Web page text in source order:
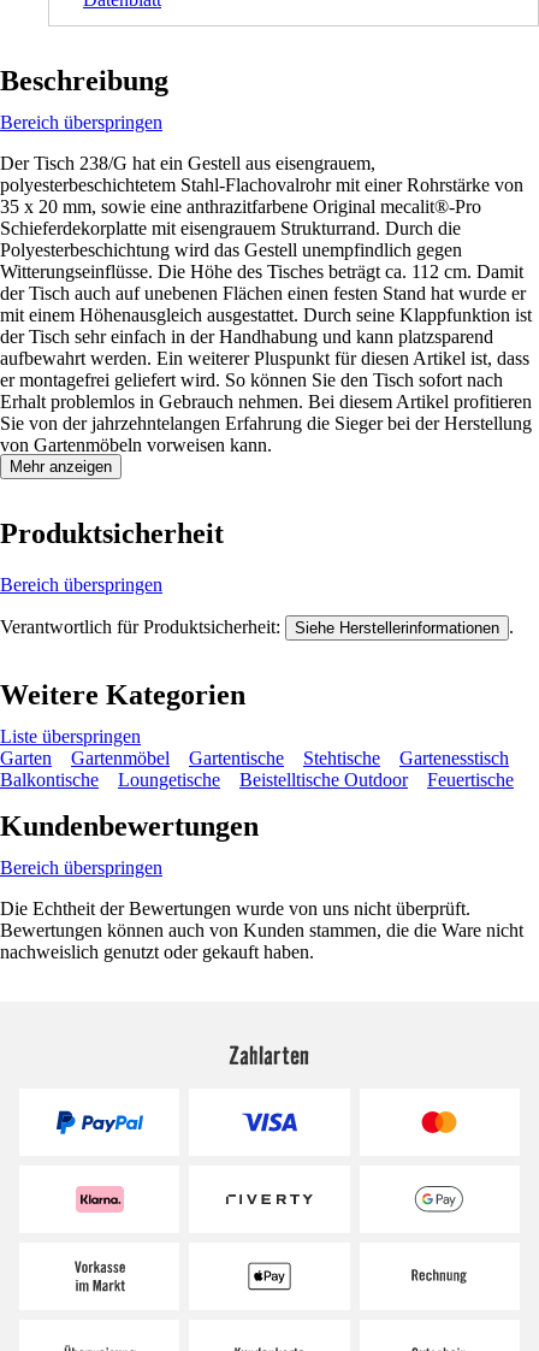
Beschreibung
Bereich überspringen
Der Tisch 238/G hat ein Gestell aus eisengrauem,
polyesterbeschichtetem Stahl-Flachovalrohr mit einer Rohrstärke von
35 x 20 mm, sowie eine anthrazitfarbene Original mecalit®-Pro
Schieferdekorplatte mit eisengrauem Strukturrand. Durch die
Polyesterbeschichtung wird das Gestell unempfindlich gegen
Witterungseinflüsse. Die Höhe des Tisches beträgt ca. 112 cm. Damit
der Tisch auch auf unebenen Flächen einen festen Stand hat wurde er
mit einem Höhenausgleich ausgestattet. Durch seine Klappfunktion ist
der Tisch sehr einfach in der Handhabung und kann platzsparend
aufbewahrt werden. Ein weiterer Pluspunkt für diesen Artikel ist, dass
er montagefrei geliefert wird. So können Sie den Tisch sofort nach
Erhalt problemlos in Gebrauch nehmen. Bei diesem Artikel profitieren
Sie von der jahrzehntelangen Erfahrung die Sieger bei der Herstellung
von Gartenmöbeln vorweisen kann.
Mehr anzeigen
Produktsicherheit
Bereich überspringen
Verantwortlich für Produktsicherheit: Siehe Herstellerinformationen .
Weitere Kategorien
Liste überspringen
Garten
Gartenmöbel Gartentische Stehtische
Gartenesstisch
Balkontische
Loungetische Beistelltische Outdoor Feuertische
Kundenbewertungen
Bereich überspringen
Die Echtheit der Bewertungen wurde von uns nicht überprüft.
Bewertungen können auch von Kunden stammen, die die Ware nicht
nachweislich genutzt oder gekauft haben.
Zahlarten